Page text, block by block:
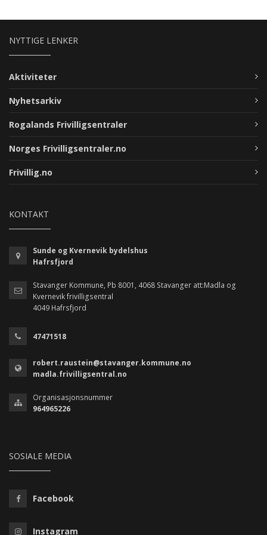
NYTTIGE LENKER
Aktiviteter
Nyhetsarkiv
Rogalands Frivilligsentraler
Norges Frivilligsentraler.no
Frivillig.no
KONTAKT
Sunde og Kvernevik bydelshus
Hafrsfjord
Stavanger Kommune, Pb 8001, 4068 Stavanger att:Madla og
Kvernevik frivilligsentral
4049 Hafrsfjord
47471518
robert.raustein@stavanger.kommune.no
madla.frivilligsentral.no
Organisasjonsnummer
964965226
SOSIALE MEDIA
Facebook
Instagram